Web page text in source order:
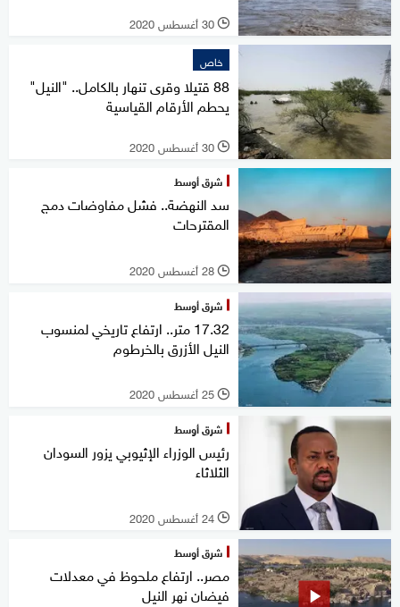
l 30 أغسطس 2020
خاص
88 قتيلا وقرى تنهار بالكامل.. "النيل"
يحطم الأرقام القياسية
l 30 أغسطس 2020
شرق أوسط
سد النهضة.. فشل مفاوضات دمج
المقترحات
l 28 أغسطس 2020
شرق أوسط
17.32 متر.. ارتفاع تاريخي لمنسوب
النيل الأزرق بالخرطوم
l 25 أغسطس 2020
شرق أوسط
رئيس الوزراء الإثيوبي يزور السودان
الثلاثاء
l 24 أغسطس 2020
شرق أوسط
مصر.. ارتفاع ملحوظ في معدلات
فيضان نهر النيل